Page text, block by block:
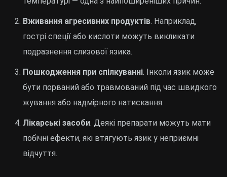
Вживання агресивних продуктів. Наприклад,
гострі спеції або кислоти можуть викликати
подразнення слизової язика.
Пошкодження при спілкуванні. Інколи язик може
бути порваний або травмований під час швидкого
жування або надмірного натискання.
Лікарські засоби. Деякі препарати можуть мати
побічні ефекти, які втягують язик у неприємні
відчуття.